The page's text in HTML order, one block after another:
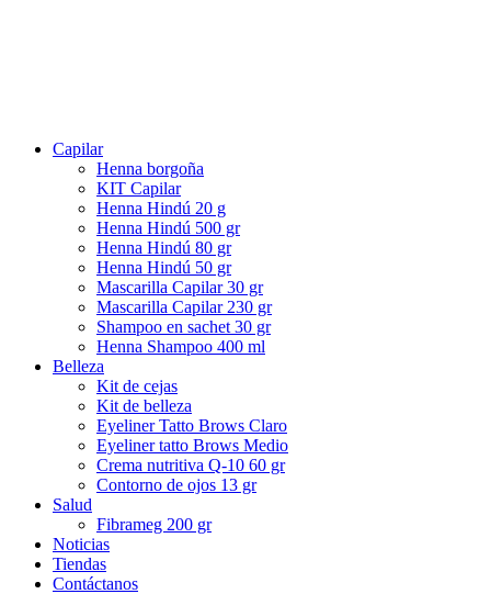
Capilar
Henna borgoña
KIT Capilar
Henna Hindú 20 g
Henna Hindú 500 gr
Henna Hindú 80 gr
Henna Hindú 50 gr
Mascarilla Capilar 30 gr
Mascarilla Capilar 230 gr
Shampoo en sachet 30 gr
Henna Shampoo 400 ml
Belleza
Kit de cejas
Kit de belleza
Eyeliner Tatto Brows Claro
Eyeliner tatto Brows Medio
Crema nutritiva Q-10 60 gr
Contorno de ojos 13 gr
Salud
Fibrameg 200 gr
Noticias
Tiendas
Contáctanos